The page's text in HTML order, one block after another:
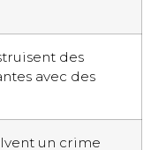
des
avec des
un crime